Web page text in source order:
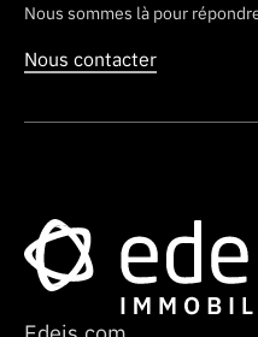
Nous sommes là pour
Nous contacter